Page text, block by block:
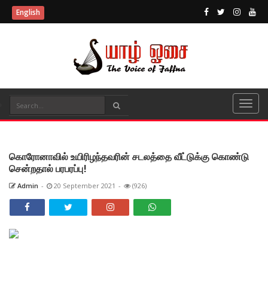
English
கொரோனாவில் உயிரிழந்தவரின் சடலத்தை வீட்டுக்கு கொண்டு
சென்றதால் பரபரப்பு!
Admin - 20 September 2021 - (926)